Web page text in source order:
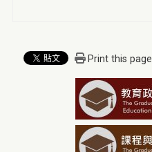
Print this page